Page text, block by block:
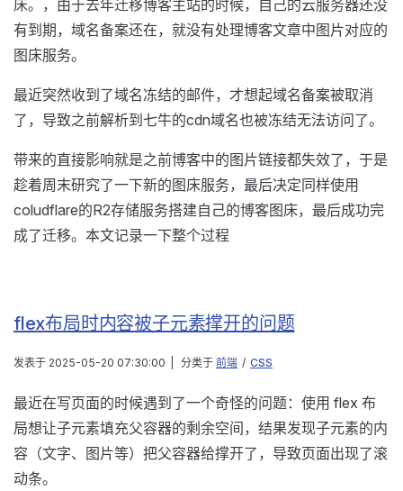
床。，由于去年迁移博客主站的时候，自己的云服务器还没
有到期，域名备案还在，就没有处理博客文章中图片对应的
图床服务。
最近突然收到了域名冻结的邮件，才想起域名备案被取消
了，导致之前解析到七牛的cdn域名也被冻结无法访问了。
带来的直接影响就是之前博客中的图片链接都失效了，于是
趁着周末研究了一下新的图床服务，最后决定同样使用
coludflare的R2存储服务搭建自己的博客图床，最后成功完
成了迁移。本文记录一下整个过程
flex布局时内容被子元素撑开的问题
发表于 2025-05-20 07:30:00 分类于 前端 / CSS
最近在写页面的时候遇到了一个奇怪的问题：使用 flex 布
局想让子元素填充父容器的剩余空间，结果发现子元素的内
容（文字、图片等）把父容器给撑开了，导致页面出现了滚
动条。